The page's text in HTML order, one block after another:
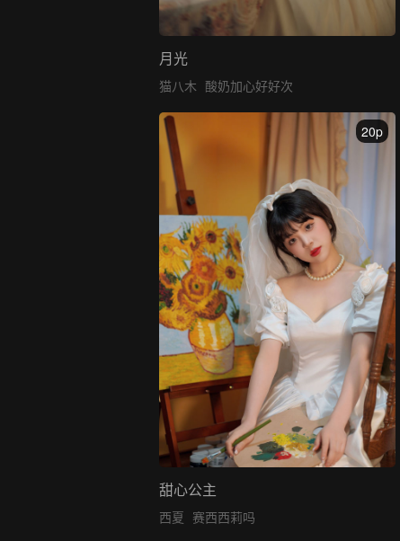
月光
猫八木 酸奶加心好好次
20p
甜心公主
西夏 赛西西莉吗